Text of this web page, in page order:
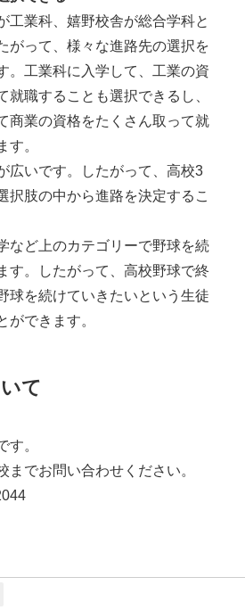
工業科、嬉野校舎が総合学科と
がって、様々な進路先の選択を
。工業科に入学して、工業の資
就職することも選択できるし、
商業の資格をたくさん取って就
す。
広いです。したがって、高校3
択肢の中から進路を決定するこ
など上のカテゴリーで野球を続
す。したがって、高校野球で終
球を続けていきたいという生徒
ができます。
て
す。
までお問い合わせください。